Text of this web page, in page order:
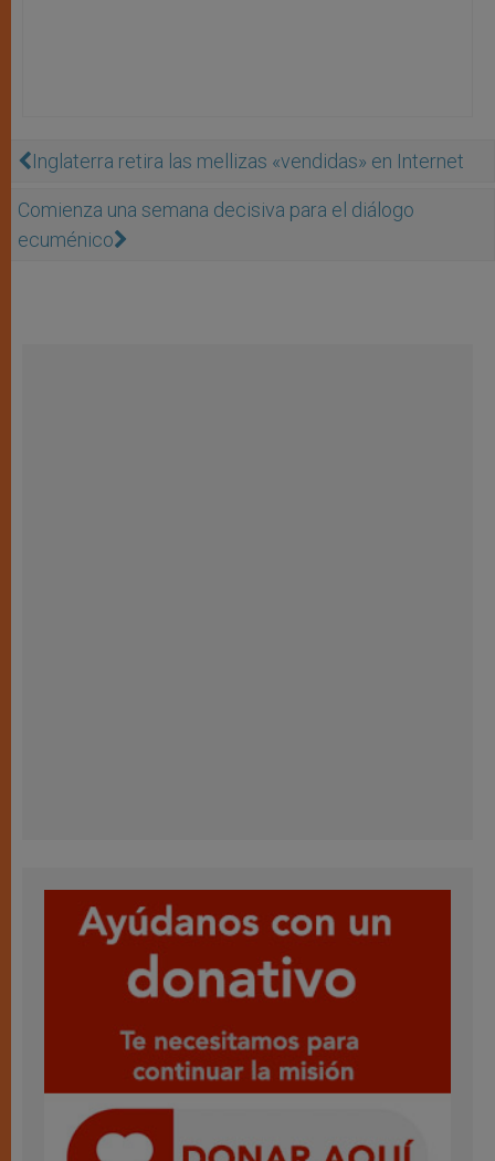
Inglaterra retira las mellizas «vendidas» en Internet
Comienza una semana decisiva para el diálogo
ecuménico